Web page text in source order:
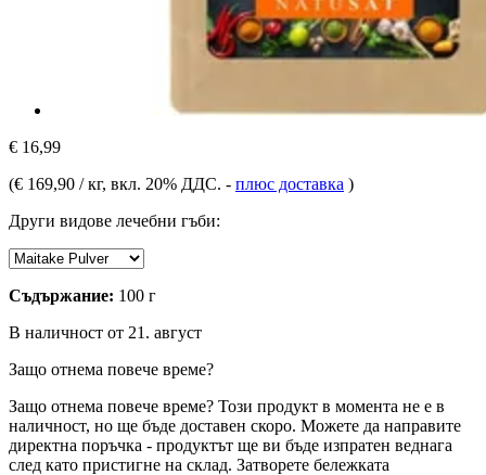
€ 16,99
(€ 169,90 / кг, вкл. 20% ДДС. - плюс доставка )
Други видове лечебни гъби:
Съдържание: 100 г
В наличност от 21. август
Защо отнема повече време?
Защо отнема повече време? Този продукт в момента не е в
наличност, но ще бъде доставен скоро. Можете да направите
директна поръчка - продуктът ще ви бъде изпратен веднага
след като пристигне на склад. Затворете бележката